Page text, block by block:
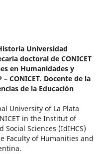
Universidad
doctoral de CONICET
en Humanidades y
CONICET. Docente de la
de la Educación
University of La Plata
in the Institut of
Sciences (IdIHCS)
Faculty of Humanities and